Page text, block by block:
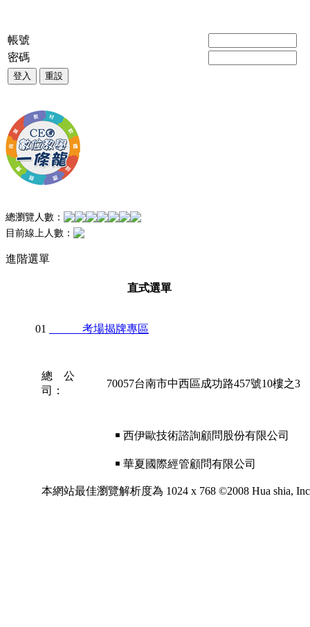
帳號
密碼
登入 重設
總瀏覽人數：
目前線上人數：
進階選單
直式選單
01 考場揭牌專區
總 公
司：
70057台南市中西區成功路457號10樓之3
￭ 西伊歐技術諮詢顧問股份有限公司
￭ 華夏國際經管顧問有限公司
本網站最佳瀏覽解析度為 1024 x 768 ©2008 Hua shia,